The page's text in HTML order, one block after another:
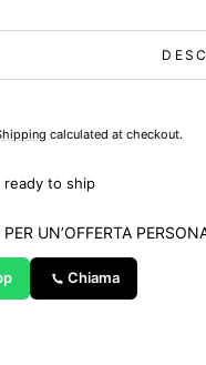
calculated at checkout.
ready to ship
UN’OFFERTA
Chiama